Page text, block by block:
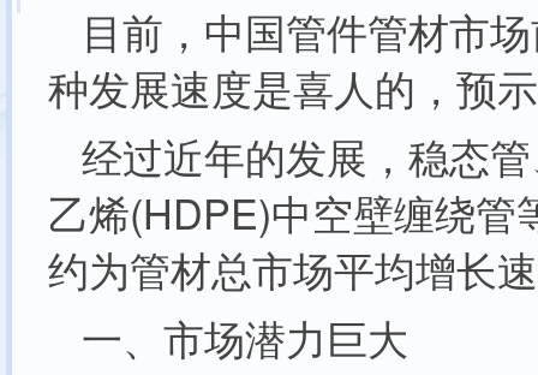
目前，中国管件管材市
种发展速度是喜人的，预
经过近年的发展，稳态
乙烯(HDPE)中空壁缠绕
约为管材总市场平均增长
一、市场潜力巨大